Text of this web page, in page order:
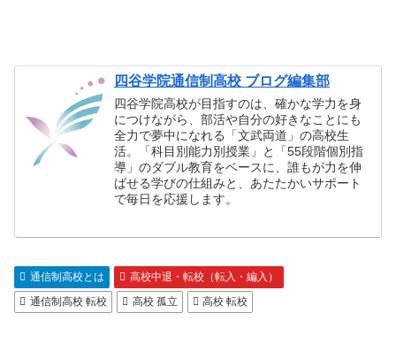
四谷学院通信制高校 ブログ編集部
四谷学院高校が目指すのは、確かな学力を身
につけながら、部活や自分の好きなことにも
全力で夢中になれる「文武両道」の高校生
活。「科目別能力別授業」と「55段階個別指
導」のダブル教育をベースに、誰もが力を伸
ばせる学びの仕組みと、あたたかいサポート
で毎日を応援します。
通信制高校とは
高校中退・転校（転入・編入）
通信制高校 転校
高校 孤立 高校 転校